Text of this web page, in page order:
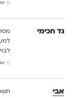
יום
גד חכימי
יום שני 30
אבי